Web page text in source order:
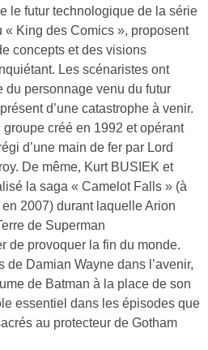
le futur technologique de la série
« King des Comics », proposent
concepts et des visions
Les scénaristes ont
du personnage venu du futur
d’une catastrophe à venir.
créé en 1992 et opérant
d’une main de fer par Lord
De même, Kurt BUSIEK et
la saga « Camelot Falls » (à
2007) durant laquelle Arion
de Superman
de provoquer la fin du monde.
de Damian Wayne dans l’avenir,
de Batman à la place de son
essentiel dans les épisodes que
au protecteur de Gotham